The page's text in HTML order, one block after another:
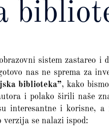
sistem zastareo i
nas ne sprema za
biblioteka”, kako
i polako širili naše
interesantne i korisne,
verzija se nalazi ispod: